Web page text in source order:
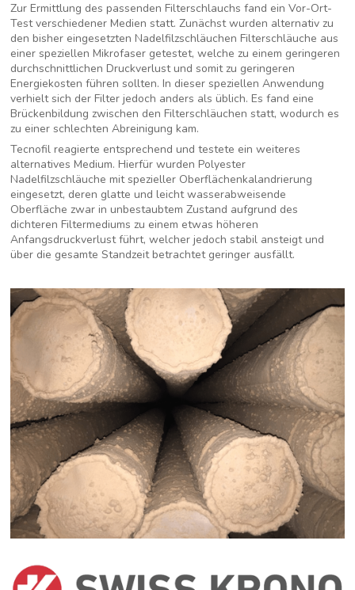
Zur Ermittlung des passenden Filterschlauchs fand ein Vor-Ort-
Test verschiedener Medien statt. Zunächst wurden alternativ zu
den bisher eingesetzten Nadelfilzschläuchen Filterschläuche aus
einer speziellen Mikrofaser getestet, welche zu einem geringeren
durchschnittlichen Druckverlust und somit zu geringeren
Energiekosten führen sollten. In dieser speziellen Anwendung
verhielt sich der Filter jedoch anders als üblich. Es fand eine
Brückenbildung zwischen den Filterschläuchen statt, wodurch es
zu einer schlechten Abreinigung kam.
Tecnofil reagierte entsprechend und testete ein weiteres
alternatives Medium. Hierfür wurden Polyester
Nadelfilzschläuche mit spezieller Oberflächenkalandrierung
eingesetzt, deren glatte und leicht wasserabweisende
Oberfläche zwar in unbestaubtem Zustand aufgrund des
dichteren Filtermediums zu einem etwas höheren
Anfangsdruckverlust führt, welcher jedoch stabil ansteigt und
über die gesamte Standzeit betrachtet geringer ausfällt.